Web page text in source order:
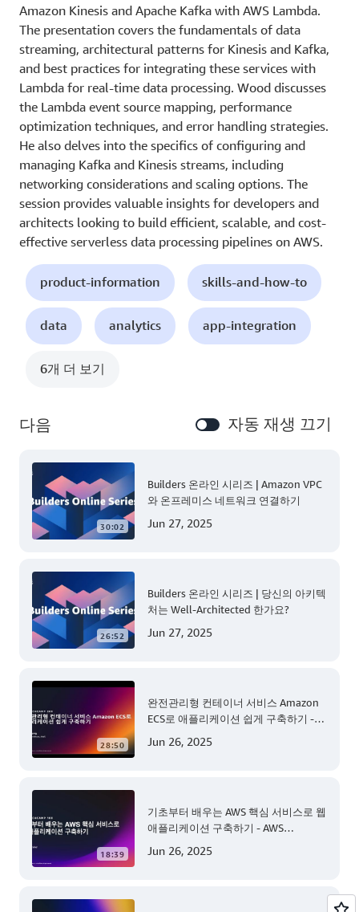
Amazon Kinesis and Apache Kafka with AWS Lambda.
The presentation covers the fundamentals of data
streaming, architectural patterns for Kinesis and Kafka,
and best practices for integrating these services with
Lambda for real-time data processing. Wood discusses
the Lambda event source mapping, performance
optimization techniques, and error handling strategies.
He also delves into the specifics of configuring and
managing Kafka and Kinesis streams, including
networking considerations and scaling options. The
session provides valuable insights for developers and
architects looking to build efficient, scalable, and cost-
effective serverless data processing pipelines on AWS.
product-information skills-and-how-to
data analytics app-integration
6개 더 보기
다음 자동 재생 끄기
30:02
Builders 온라인 시리즈 | Amazon VPC
와 온프레미스 네트워크 연결하기
Jun 27, 2025
26:52
Builders 온라인 시리즈 | 당신의 아키텍
처는 Well-Architected 한가요?
Jun 27, 2025
28:50
완전관리형 컨테이너 서비스 Amazon
ECS로 애플리케이션 쉽게 구축하기 -
Jun 26, 2025
18:39
기초부터 배우는 AWS 핵심 서비스로 웹
애플리케이션 구축하기 - AWS
Jun 26, 2025